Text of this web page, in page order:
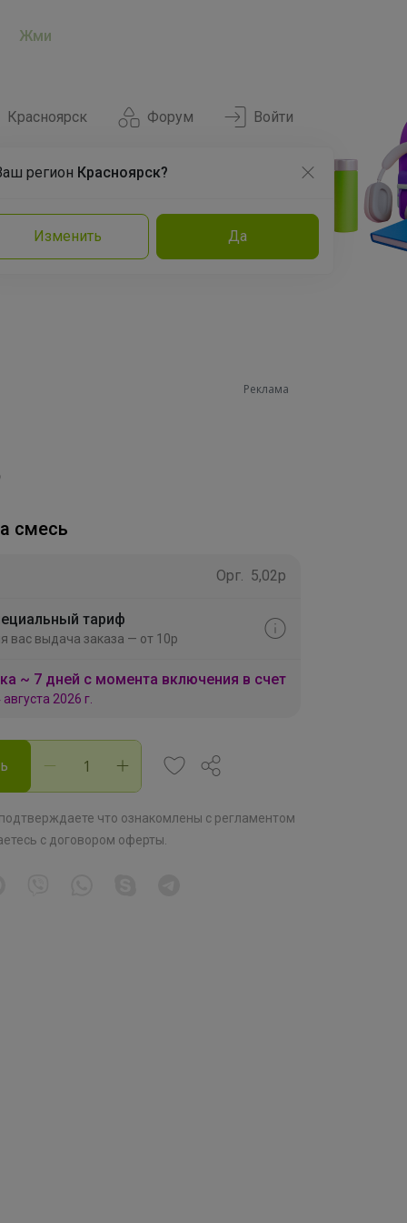
Жми
Форум
Красноярск
регион Красноярск?
Изменить Да
Войти
Команда Эксперты
Реклама
смесь
Орг. 5,02р
тариф
вас выдача заказа — от 10р
~ 7 дней с момента включения в счет
2026 г.
что ознакомлены с регламентом
с договором оферты